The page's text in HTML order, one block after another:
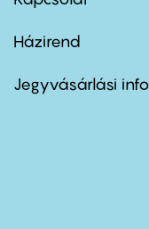
Footer
second
Házirend
Jegyvásárlási